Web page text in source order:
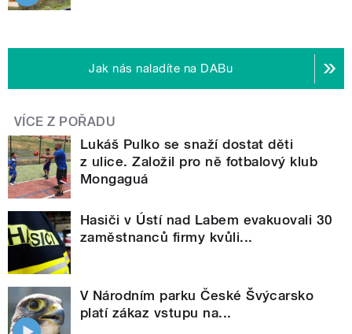
Jak nás naladíte na DABu
VÍCE Z POŘADU
Lukáš Pulko se snaží dostat děti
z ulice. Založil pro ně fotbalový klub
Mongaguá
Hasiči v Ústí nad Labem evakuovali 30
zaměstnanců firmy kvůli...
V Národním parku České Švýcarsko
platí zákaz vstupu na...